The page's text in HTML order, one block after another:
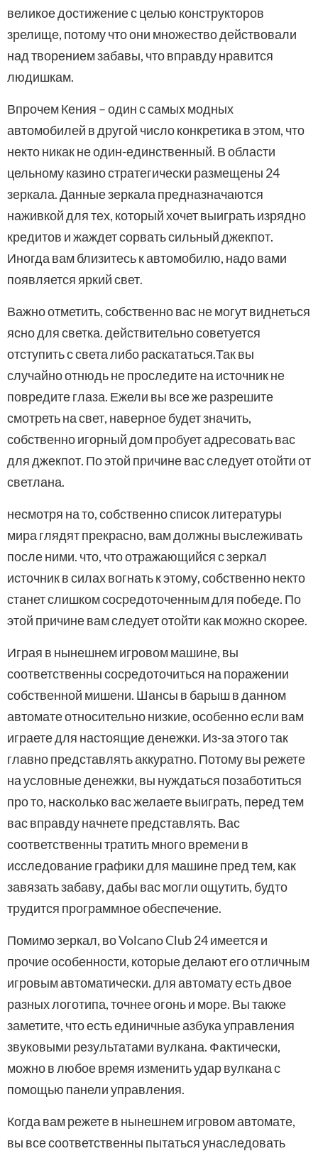
великое достижение с целью конструкторов
зрелище, потому что они множество действовали
над творением забавы, что вправду нравится
людишкам.
Впрочем Кения – один с самых модных
автомобилей в другой число конкретика в этом, что
некто никак не один-единственный. В области
цельному казино стратегически размещены 24
зеркала. Данные зеркала предназначаются
наживкой для тех, который хочет выиграть изрядно
кредитов и жаждет сорвать сильный джекпот.
Иногда вам близитесь к автомобилю, надо вами
появляется яркий свет.
Важно отметить, собственно вас не могут виднеться
ясно для светка. действительно советуется
отступить с света либо раскататься.Так вы
случайно отнюдь не проследите на источник не
повредите глаза. Ежели вы все же разрешите
смотреть на свет, наверное будет значить,
собственно игорный дом пробует адресовать вас
для джекпот. По этой причине вас следует отойти от
светлана.
несмотря на то, собственно список литературы
мира глядят прекрасно, вам должны выслеживать
после ними. что, что отражающийся с зеркал
источник в силах вогнать к этому, собственно некто
станет слишком сосредоточенным для победе. По
этой причине вам следует отойти как можно скорее.
Играя в нынешнем игровом машине, вы
соответственны сосредоточиться на поражении
собственной мишени. Шансы в барыш в данном
автомате относительно низкие, особенно если вам
играете для настоящие денежки. Из-за этого так
главно представлять аккуратно. Потому вы режете
на условные денежки, вы нуждаться позаботиться
про то, насколько вас желаете выиграть, перед тем
вас вправду начнете представлять. Вас
соответственны тратить много времени в
исследование графики для машине пред тем, как
завязать забаву, дабы вас могли ощутить, будто
трудится программное обеспечение.
Помимо зеркал, во Volcano Club 24 имеется и
прочие особенности, которые делают его отличным
игровым автоматически. для автомату есть двое
разных логотипа, точнее огонь и море. Вы также
заметите, что есть единичные азбука управления
звуковыми результатами вулкана. Фактически,
можно в любое время изменить удар вулкана с
помощью панели управления.
Когда вам режете в нынешнем игровом автомате,
вы все соответственны пытаться унаследовать